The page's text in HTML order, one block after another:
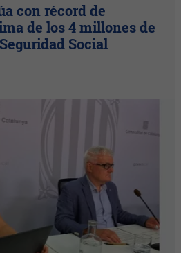
con récord de
de los 4 millones de
Social